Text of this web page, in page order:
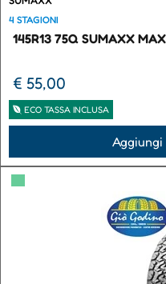
4 STAGIONI
145R13 75Q SUMAXX
€ 55,00
ECO TASSA INCLUSA
Aggiungi
▀